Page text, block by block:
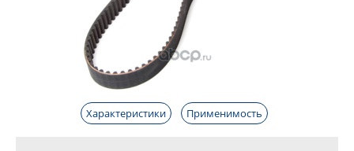
Характеристики Применимость